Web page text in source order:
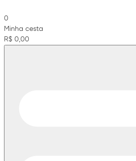
0
Minha cesta
R$ 0,00